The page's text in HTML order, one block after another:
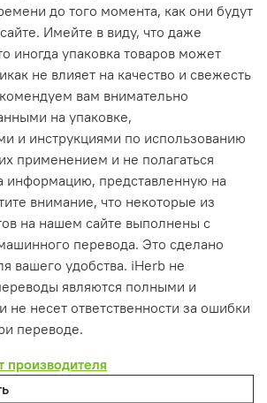
до того момента, как они будут
Имейте в виду, что даже
иногда упаковка товаров может
не влияет на качество и свежесть
вам внимательно
на упаковке,
и инструкциями по использованию
применением и не полагаться
информацию, представленную на
внимание, что некоторые из
на нашем сайте выполнены с
перевода. Это сделано
вашего удобства. iHerb не
являются полными и
несет ответственности за ошибки
переводе.
производителя